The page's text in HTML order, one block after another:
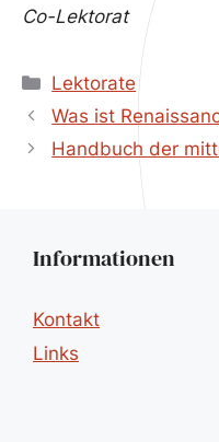
Co-Lektorat
Kategorien
Lektorate
Was ist
Handbuch der
Informationen
Kontakt
Links